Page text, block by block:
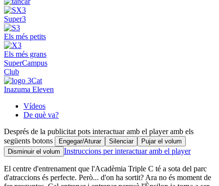
Super3
Els més petits
Els més grans
SuperCampus
Club
Inazuma Eleven
Vídeos
De què va?
Després de la publicitat pots interactuar amb el player amb els
següents botons
Engegar/Aturar Silenciar
Pujar el volum
Disminuir el volum Instruccions per interactuar amb el player
El centre d'entrenament que l'Acadèmia Triple C té a sota del parc
d'atraccions és perfecte. Però... d'on ha sortit? Ara no és moment de